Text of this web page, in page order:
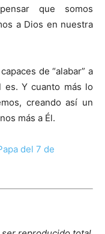
que somos
a Dios en nuestra
de “alabar” a
Y cuanto más lo
creando así un
más a Él.
del 7 de